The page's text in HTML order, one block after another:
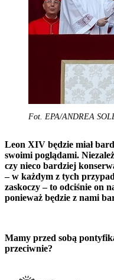
Fot. EPA/ANDREA
Leon XIV będzie miał
swoimi poglądami.
czy nieco bardziej
– w każdym z tych
zaskoczy – to odciśnie on
ponieważ będzie z nami
Mamy przed sobą
przeciwnie?